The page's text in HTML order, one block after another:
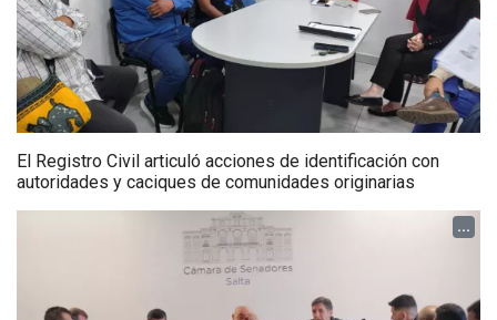
El Registro Civil articuló acciones de identificación con
autoridades y caciques de comunidades originarias
...